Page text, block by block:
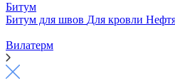
Битум
Битум для швов Для кровли
Вилатерм